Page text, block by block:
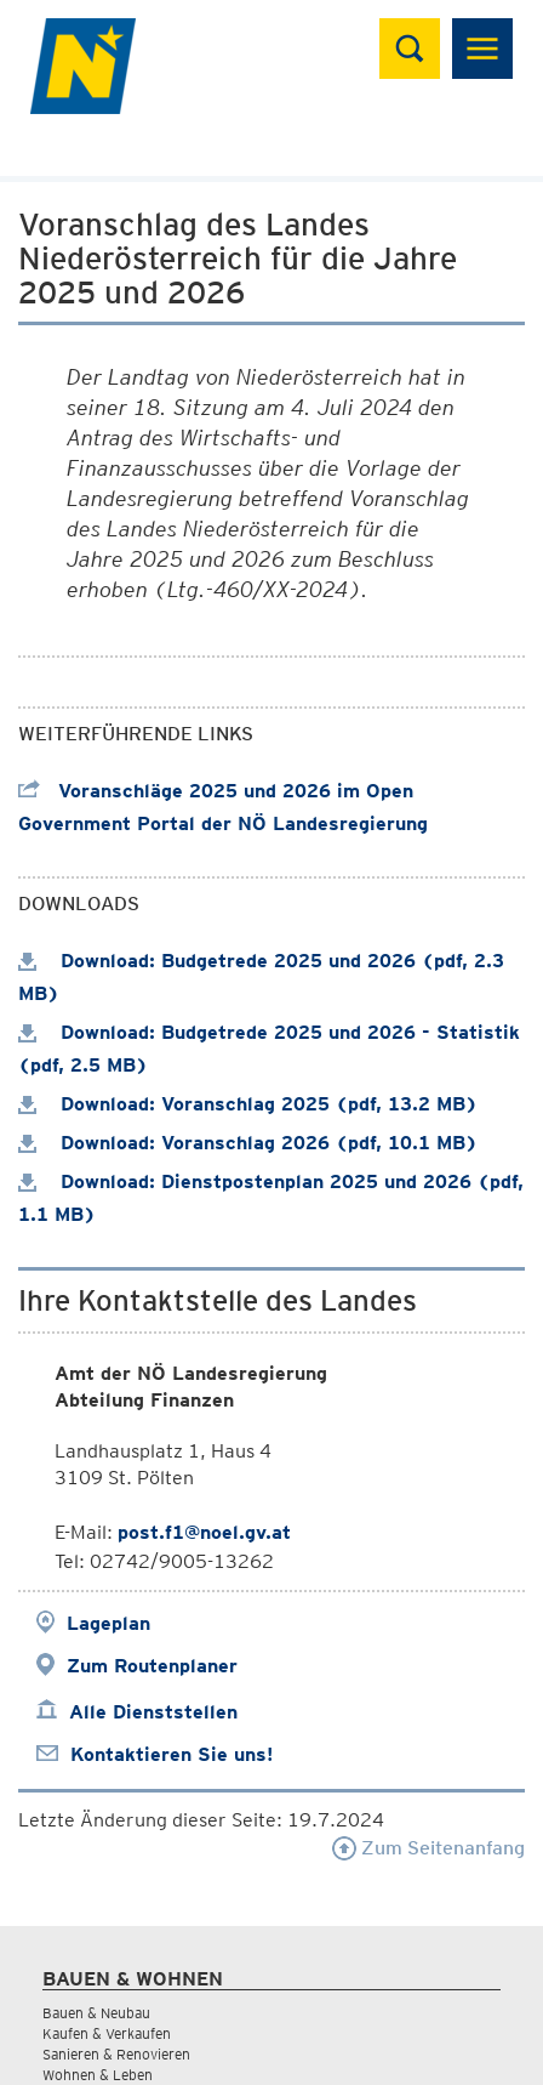
Suchen
Voranschlag des Landes
Niederösterreich für die Jahre
2025 und 2026
Der Landtag von Niederösterreich hat in
seiner 18. Sitzung am 4. Juli 2024 den
Antrag des Wirtschafts- und
Finanzausschusses über die Vorlage der
Landesregierung betreffend Voranschlag
des Landes Niederösterreich für die
Jahre 2025 und 2026 zum Beschluss
erhoben (Ltg.-460/XX-2024).
WEITERFÜHRENDE LINKS
Voranschläge 2025 und 2026 im Open
Government Portal der NÖ Landesregierung
DOWNLOADS
Download: Budgetrede 2025 und 2026 (pdf, 2.3
MB)
Download: Budgetrede 2025 und 2026 - Statistik
(pdf, 2.5 MB)
Download: Voranschlag 2025 (pdf, 13.2 MB)
Download: Voranschlag 2026 (pdf, 10.1 MB)
Download: Dienstpostenplan 2025 und 2026 (pdf,
1.1 MB)
Ihre Kontaktstelle des Landes
Amt der NÖ Landesregierung
Abteilung Finanzen
Landhausplatz 1, Haus 4
3109 St. Pölten
E-Mail: post.f1@noel.gv.at
Tel: 02742/9005-13262
Lageplan
Zum Routenplaner
Alle Dienststellen
Kontaktieren Sie uns!
Letzte Änderung dieser Seite: 19.7.2024
Zum Seitenanfang
BAUEN & WOHNEN
Bauen & Neubau
Kaufen & Verkaufen
Sanieren & Renovieren
Wohnen & Leben